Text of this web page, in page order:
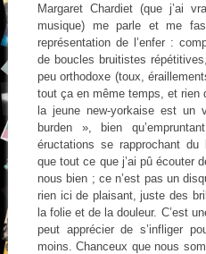
Margaret Chardiet (que j’ai
musique) me parle et me
représentation de l’enfer :
de boucles bruitistes
peu orthodoxe (toux,
tout ça en même temps, et rien
la jeune new-yorkaise est un
burden », bien
éructations se rapprochant
que tout ce que j’ai pû écouter
nous bien ; ce n’est pas un
rien ici de plaisant, juste des
la folie et de la douleur. C’est
peut apprécier de s’infliger
moins. Chanceux que nous